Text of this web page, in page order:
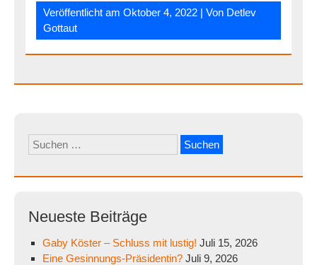
Veröffentlicht amOktober 4, 2022 | Von Detlev
Gottaut
Suchen
nach:
Neueste Beiträge
Gaby Köster – Schluss mit lustig! Juli 15, 2026
Eine Gesinnungs-Präsidentin? Juli 9, 2026